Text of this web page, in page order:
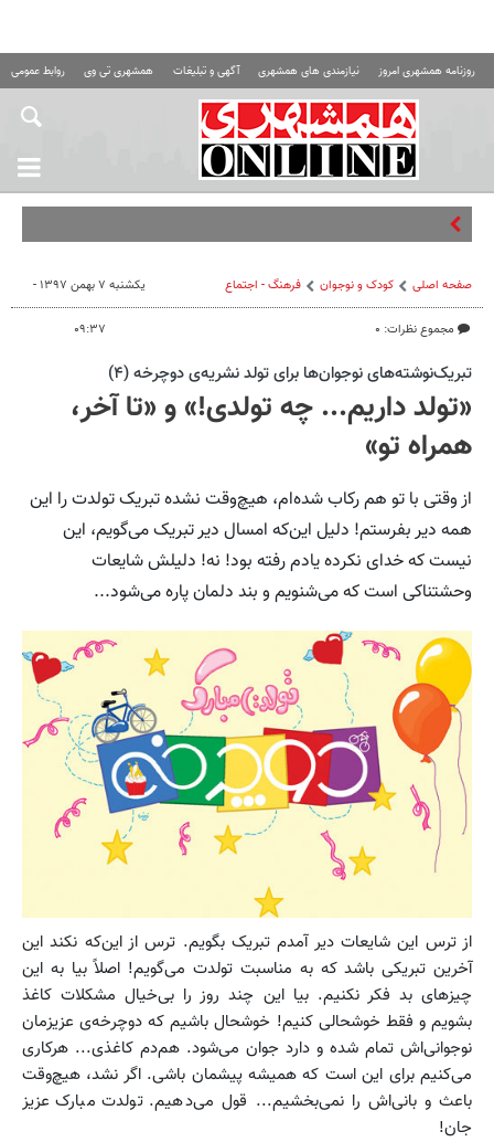
روزنامه همشهری امروز نیازمندی های همشهری آگهی و تبلیغات همشهری تی وی روابط عمومی
صفحه اصلی کودک و نوجوان فرهنگ - اجتماع
مجموع نظرات: ۰
یکشنبه ۷ بهمن ۱۳۹۷ -
۰۹:۳۷
تبریک‌نوشته‌های نوجوان‌ها برای تولد نشریه‌ی دوچرخه (۴)
«تولد داریم... چه تولدی!» و «تا آخر،
همراه تو»
از وقتی با تو هم رکاب شده‌ام، هیچ‌وقت نشده تبریک تولدت را این
همه دیر بفرستم! دلیل این‌که امسال دیر تبریک می‌گویم، این
نیست که خدای نکرده یادم رفته بود! نه! دلیلش شایعات
وحشتناکی است که می‌شنویم و بند دلمان پاره می‌شود...
از ترس این شایعات دیر آمدم تبریک بگویم. ترس از اینکه نکند این
آخرین تبریکی باشد که به مناسبت تولدت میگویم! اصلاً بیا به این
چیزهای بد فکر نکنیم. بیا این چند روز را بیخیال مشکلات کاغذ
بشویم و فقط خوشحالی کنیم! خوشحال باشیم که دوچرخهی عزیزمان
نوجوانیاش تمام شده و دارد جوان میشود. همدم کاغذی... هرکاری
میکنیم برای ایناست که همیشه پیشمان باشی. اگر نشد، هیچوقت
باعث و بانیاش را نمیبخشیم... قول میدهیم. تولدت مبارک عزیز
جان!